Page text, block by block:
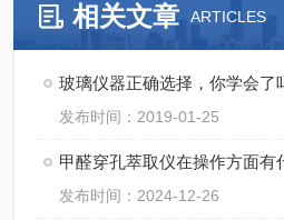
相关文章 ARTICLES
玻璃仪器正确选择，你学会了
发布时间：2019-01-25
甲醛穿孔萃取仪在操作方面有
发布时间：2024-12-26